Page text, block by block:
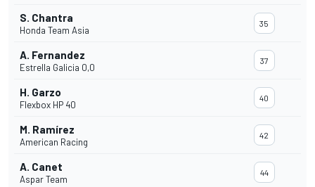
S. Chantra
Honda Team Asia
35
A. Fernandez
Estrella Galicia 0,0
37
H. Garzo
Flexbox HP 40
40
M. Ramírez
American Racing
42
A. Canet
Aspar Team
44